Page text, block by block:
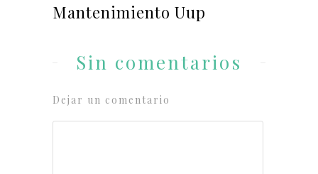
Mantenimiento Uup
Sin comentarios
Dejar un comentario